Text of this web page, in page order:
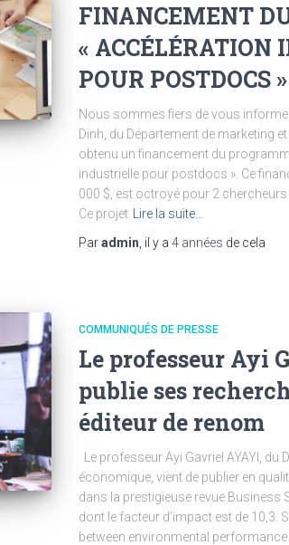
FINANCEMENT
« ACCÉLÉRATION
POUR POSTDOCS »
Nous sommes fiers de vous
Dinh, du Département de marketing
obtenu un financement du
industrielle pour postdocs ». Ce
000 $, est octroyé pour 2
Ce projet
Lire la suite…
Paradmin , il y a 4 années de cela
COMMUNIQUÉS DE PRESSE
Le professeur Ayi
publie ses
éditeur de renom
Le professeur Ayi Gavriel AYAYI, du
économique, vient de publier en
dans la prestigieuse revue Business
dont le facteur d’impact est de 10,3.
between environmental